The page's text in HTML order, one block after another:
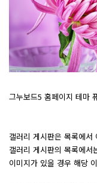
그누보드5 홈페이지 테마
갤러리 게시판은 목록에서
갤러리 게시판의 목록에서
이미지가 있을 경우 해당